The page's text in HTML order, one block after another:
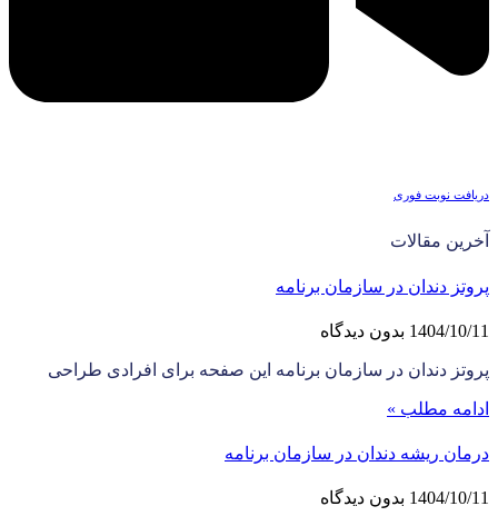
دریافت نوبت فوری
آخرین مقالات
پروتز دندان در سازمان برنامه
1404/10/11 بدون دیدگاه
پروتز دندان در سازمان برنامه این صفحه برای افرادی طراحی
ادامه مطلب »
درمان ریشه دندان در سازمان برنامه
1404/10/11 بدون دیدگاه